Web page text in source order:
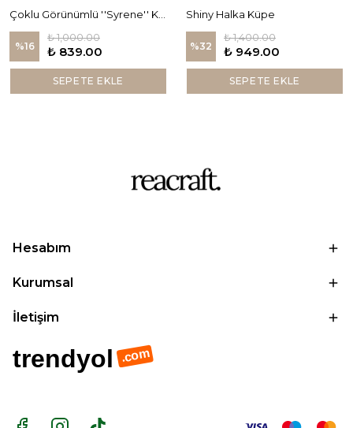
%16
₺ 1,000.00
₺ 839.00
SEPETE EKLE
Shiny Halka Küpe
%32
₺ 1,400.00
₺ 949.00
SEPETE EKLE
Hesabım
Kurumsal
İletişim
trendyol .com